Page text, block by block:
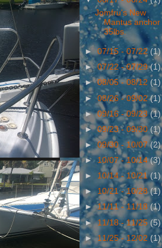
Jomfru's New
Mantus anchor
35lbs.
►07/15 - 07/22 (1)
►07/22 - 07/29(1)
►08/05 - 08/12(1)
►08/26 - 09/02(1)
►09/16 - 09/23 (1)
►09/23 - 09/30(1)
►09/30 - 10/07(2)
►10/07 - 10/14(3)
► 10/14 - 10/21(1)
►10/21 - 10/28(1)
►11/11 - 11/18(1)
►11/18 - 11/25 (5)
►11/25 - 12/02 (1)